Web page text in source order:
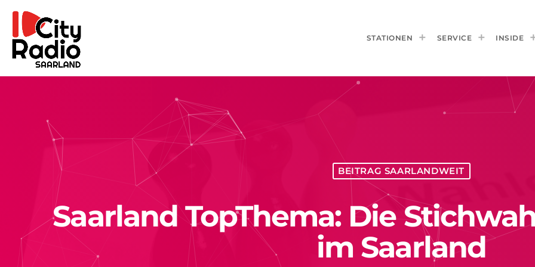
STATIONEN SERVICE INSIDE
BEITRAG SAARLANDWEIT
Saarland TopThema: Die
im Saarland